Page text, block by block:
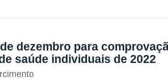
dezembro para
saúde individuais de 2022